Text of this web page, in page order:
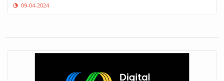
09-04-2024